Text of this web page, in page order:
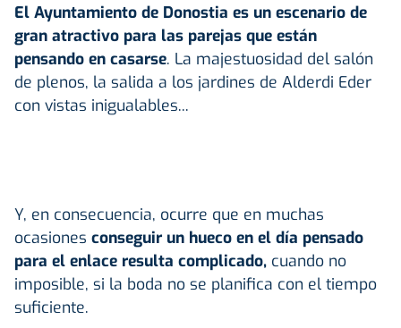
El Ayuntamiento de Donostia es un escenario de
gran atractivo para las parejas que están
pensando en casarse. La majestuosidad del salón
de plenos, la salida a los jardines de Alderdi Eder
con vistas inigualables...
Y, en consecuencia, ocurre que en muchas
ocasiones conseguir un hueco en el día pensado
para el enlace resulta complicado, cuando no
imposible, si la boda no se planifica con el tiempo
suficiente.